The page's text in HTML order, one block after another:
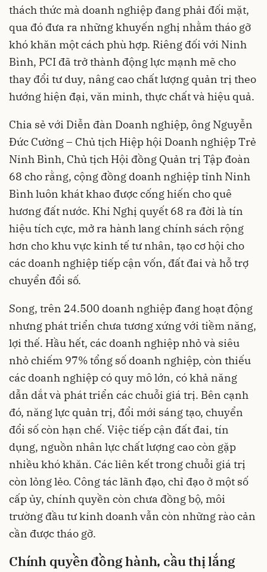
thách thức mà doanh nghiệp đang phải đối mặt,
qua đó đưa ra những khuyến nghị nhằm tháo gỡ
khó khăn một cách phù hợp. Riêng đối với Ninh
Bình, PCI đã trở thành động lực mạnh mẽ cho
thay đổi tư duy, nâng cao chất lượng quản trị theo
hướng hiện đại, văn minh, thực chất và hiệu quả.
Chia sẻ với Diễn đàn Doanh nghiệp, ông Nguyễn
Đức Cường – Chủ tịch Hiệp hội Doanh nghiệp Trẻ
Ninh Bình, Chủ tịch Hội đồng Quản trị Tập đoàn
68 cho rằng, cộng đồng doanh nghiệp tỉnh Ninh
Bình luôn khát khao được cống hiến cho quê
hương đất nước. Khi Nghị quyết 68 ra đời là tín
hiệu tích cực, mở ra hành lang chính sách rộng
hơn cho khu vực kinh tế tư nhân, tạo cơ hội cho
các doanh nghiệp tiếp cận vốn, đất đai và hỗ trợ
chuyển đổi số.
Song, trên 24.500 doanh nghiệp đang hoạt động
nhưng phát triển chưa tương xứng với tiềm năng,
lợi thế. Hầu hết, các doanh nghiệp nhỏ và siêu
nhỏ chiếm 97% tổng số doanh nghiệp, còn thiếu
các doanh nghiệp có quy mô lớn, có khả năng
dẫn dắt và phát triển các chuỗi giá trị. Bên cạnh
đó, năng lực quản trị, đổi mới sáng tạo, chuyển
đổi số còn hạn chế. Việc tiếp cận đất đai, tín
dụng, nguồn nhân lực chất lượng cao còn gặp
nhiều khó khăn. Các liên kết trong chuỗi giá trị
còn lỏng lẻo. Công tác lãnh đạo, chỉ đạo ở một số
cấp ủy, chính quyền còn chưa đồng bộ, môi
trường đầu tư kinh doanh vẫn còn những rào cản
cần được tháo gỡ.
Chính quyền đồng hành, cầu thị lắng